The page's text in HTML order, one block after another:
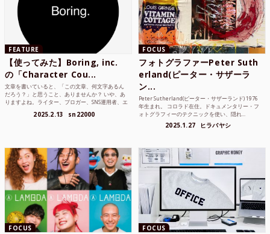
FEATURE
【使ってみた】Boring, inc.
の「Character Cou...
文章を書いていると、「この文章、何文字あるん
だろう？」と思うこと、ありませんか？ いや、あ
りますよね。ライター、ブロガー、SNS運用者、エ
2025.2.13 sn22000
FOCUS
フォトグラファーPeter Suth
erland(ピーター・サザーラ
ン...
Peter Sutherland(ピーター・サザーランド) 1976
年生まれ。 コロラド在住。ドキュメンタリー・フ
ォトグラフィーのテクニックを使い、隠れ...
2025.1.27 ヒラバヤシ
FOCUS FOCUS